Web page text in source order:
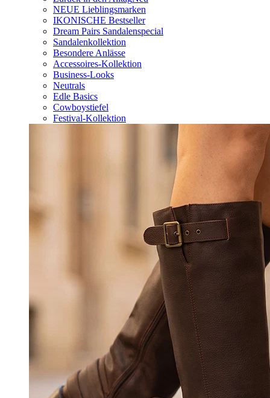
NEUE Lieblingsmarken
IKONISCHE Bestseller
Dream Pairs Sandalenspecial
Sandalenkollektion
Besondere Anlässe
Accessoires-Kollektion
Business-Looks
Neutrals
Edle Basics
Cowboystiefel
Festival-Kollektion